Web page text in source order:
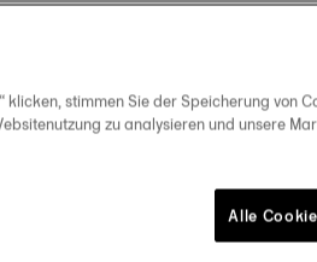
Ähnliche Produkte
klicken, stimmen Sie der Speicherung von
zu analysieren und unsere
Alle